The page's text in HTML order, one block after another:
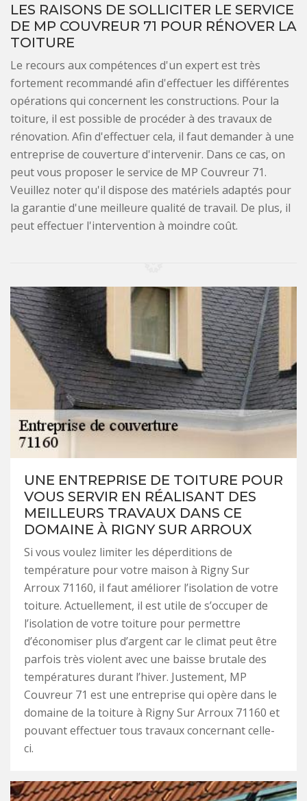
LES RAISONS DE SOLLICITER LE SERVICE
DE MP COUVREUR 71 POUR RÉNOVER LA
TOITURE
Le recours aux compétences d'un expert est très
fortement recommandé afin d'effectuer les différentes
opérations qui concernent les constructions. Pour la
toiture, il est possible de procéder à des travaux de
rénovation. Afin d'effectuer cela, il faut demander à une
entreprise de couverture d'intervenir. Dans ce cas, on
peut vous proposer le service de MP Couvreur 71.
Veuillez noter qu'il dispose des matériels adaptés pour
la garantie d'une meilleure qualité de travail. De plus, il
peut effectuer l'intervention à moindre coût.
UNE ENTREPRISE DE TOITURE POUR
VOUS SERVIR EN RÉALISANT DES
MEILLEURS TRAVAUX DANS CE
DOMAINE À RIGNY SUR ARROUX
Si vous voulez limiter les déperditions de
température pour votre maison à Rigny Sur
Arroux 71160, il faut améliorer l’isolation de votre
toiture. Actuellement, il est utile de s’occuper de
l’isolation de votre toiture pour permettre
d’économiser plus d’argent car le climat peut être
parfois très violent avec une baisse brutale des
températures durant l’hiver. Justement, MP
Couvreur 71 est une entreprise qui opère dans le
domaine de la toiture à Rigny Sur Arroux 71160 et
pouvant effectuer tous travaux concernant celle-
ci.